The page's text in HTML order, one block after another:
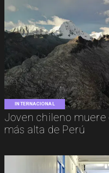
INTERNACIONAL
Joven chileno
más alta de Perú